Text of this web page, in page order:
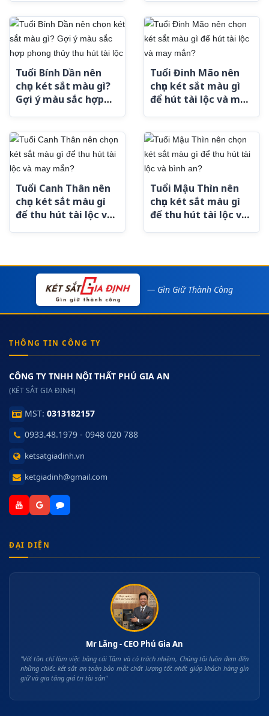
Tuổi Bính Dần nên
chọn két sắt màu gì?
Gợi ý màu sắc hợp
Tuổi Đinh Mão nên
chọn két sắt màu gì
để hút tài lộc và may
Tuổi Canh Thân nên
chọn két sắt màu gì
để thu hút tài lộc và
Tuổi Mậu Thìn nên
chọn két sắt màu gì
để thu hút tài lộc và
— Gìn Giữ Thành Công
THÔNG TIN CÔNG TY
CÔNG TY TNHH NỘI THẤT PHÚ GIA AN
(KÉT SẮT GIA ĐỊNH)
MST: 0313182157
0933.48.1979 - 0948 020 788
ketsatgiadinh.vn
ketgiadinh@gmail.com
ĐẠI DIỆN
Mr Lăng - CEO Phú Gia An
"Với tôn chỉ làm việc bằng cái Tâm và có trách nhiệm, Chúng tôi luôn đem đến
những chiếc két sắt an toàn bảo mật chất lượng tốt nhất giúp khách hàng gìn
giữ và gia tăng giá trị tài sản"